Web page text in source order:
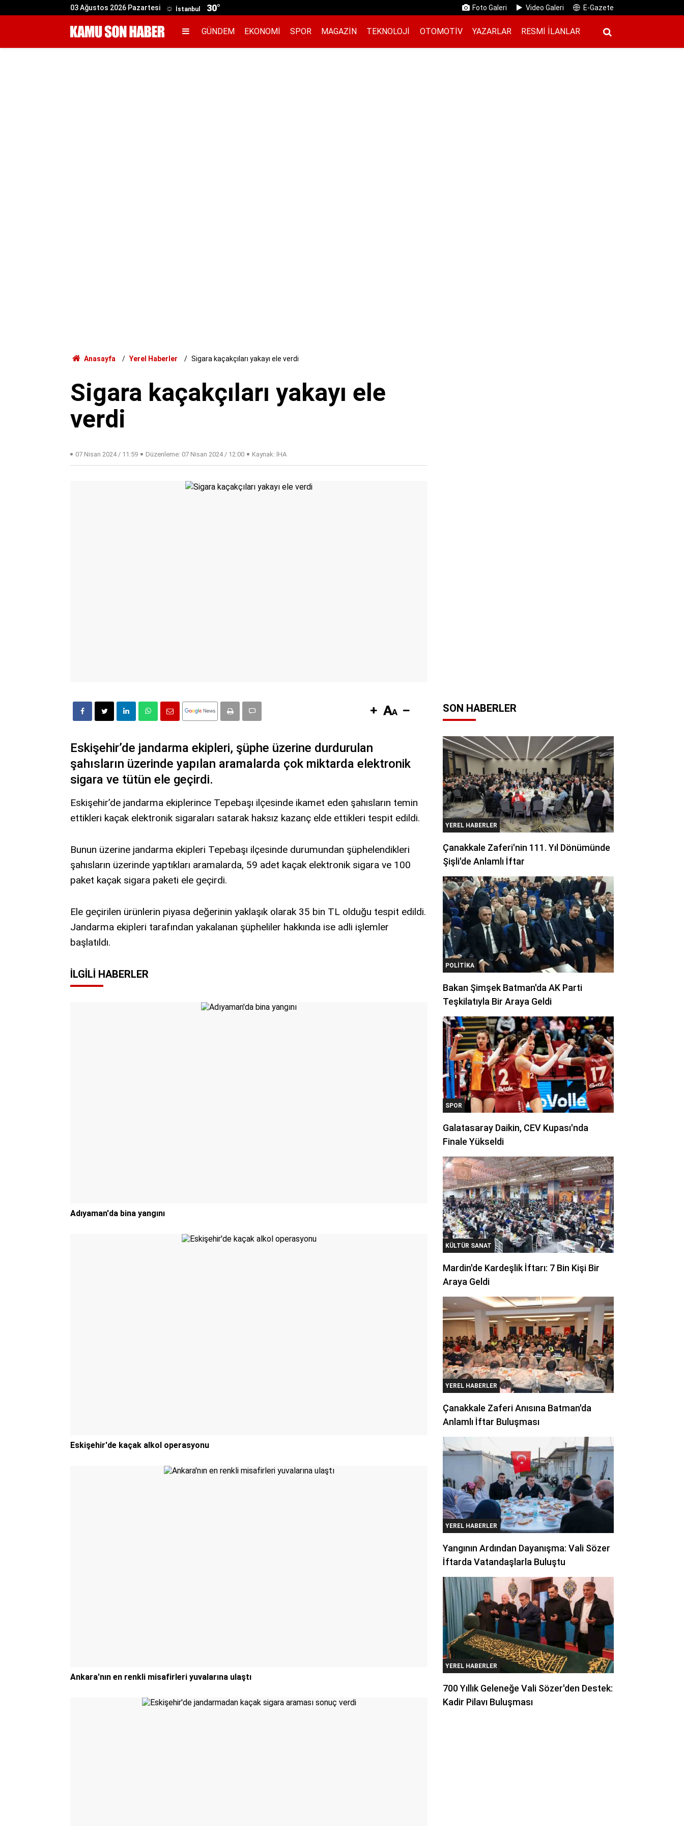
03 Ağustos 2026 Pazartesi İstanbul 30° Foto Galeri Video Galeri E-Gazete
GÜNDEM EKONOMI SPOR MAGAZIN TEKNOLOJI OTOMOTIV YAZARLAR RESMI İ̇LANLAR
Anasayfa Yerel Haberler Sigara kaçakçıları yakayı ele verdi
Sigara kaçakçıları yakayı ele
verdi
07 Nisan 2024 / 11:59 Düzenleme: 07 Nisan 2024 / 12:00 Kaynak: İHA
Eskişehir’de jandarma ekipleri, şüphe üzerine durdurulan
şahısların üzerinde yapılan aramalarda çok miktarda elektronik
sigara ve tütün ele geçirdi.
Eskişehir’de jandarma ekiplerince Tepebaşı ilçesinde ikamet eden şahısların temin
ettikleri kaçak elektronik sigaraları satarak haksız kazanç elde ettikleri tespit edildi.
Bunun üzerine jandarma ekipleri Tepebaşı ilçesinde durumundan şüphelendikleri
şahısların üzerinde yaptıkları aramalarda, 59 adet kaçak elektronik sigara ve 100
paket kaçak sigara paketi ele geçirdi.
Ele geçirilen ürünlerin piyasa değerinin yaklaşık olarak 35 bin TL olduğu tespit edildi.
Jandarma ekipleri tarafından yakalanan şüpheliler hakkında ise adli işlemler
başlatıldı.
İLGILI HABERLER
Adıyaman'da bina yangını
Eskişehir'de kaçak alkol operasyonu
Ankara'nın en renkli misafirleri yuvalarına ulaştı
SON HABERLER
YEREL HABERLER
Çanakkale Zaferi'nin 111. Yıl Dönümünde
Şişli'de Anlamlı İftar
POLITIKA
Bakan Şimşek Batman'da AK Parti
Teşkilatıyla Bir Araya Geldi
SPOR
Galatasaray Daikin, CEV Kupası'nda
Finale Yükseldi
KÜLTÜR SANAT
Mardin'de Kardeşlik İftarı: 7 Bin Kişi Bir
Araya Geldi
YEREL HABERLER
Çanakkale Zaferi Anısına Batman'da
Anlamlı İftar Buluşması
YEREL HABERLER
Yangının Ardından Dayanışma: Vali Sözer
İftarda Vatandaşlarla Buluştu
YEREL HABERLER
700 Yıllık Geleneğe Vali Sözer'den Destek:
Kadir Pilavı Buluşması